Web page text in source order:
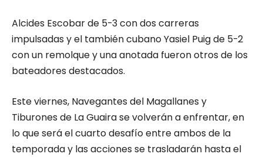
Alcides Escobar de 5-3 con dos carreras
impulsadas y el también cubano Yasiel Puig de 5-2
con un remolque y una anotada fueron otros de los
bateadores destacados.
Este viernes, Navegantes del Magallanes y
Tiburones de La Guaira se volverán a enfrentar, en
lo que será el cuarto desafío entre ambos de la
temporada y las acciones se trasladarán hasta el